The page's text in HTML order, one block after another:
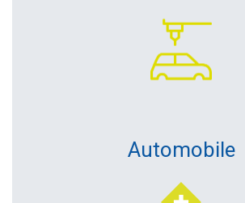
Automobile